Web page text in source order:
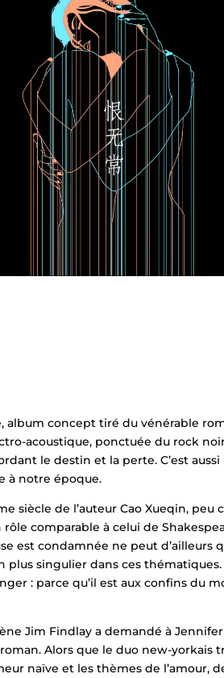
album concept tiré du vénérable
acoustique, ponctuée du rock
le destin et la perte. C’est
à notre époque.
siècle de l’auteur Cao Xueqin,
comparable à celui de
est condamnée ne peut d’ailleurs
plus singulier dans ces
: parce qu’il est aux confins du
Jim Findlay a demandé à
Alors que le duo new-
naïve et les thèmes de